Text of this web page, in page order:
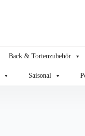
Back & Tortenzubehör
Saisonal